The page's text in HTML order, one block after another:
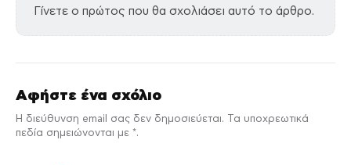
Γίνετε ο πρώτος που θα σχολιάσει αυτό το άρθρο.
Αφήστε ένα σχόλιο
Η διεύθυνση email σας δεν δημοσιεύεται. Τα υποχρεωτικά
πεδία σημειώνονται με *.